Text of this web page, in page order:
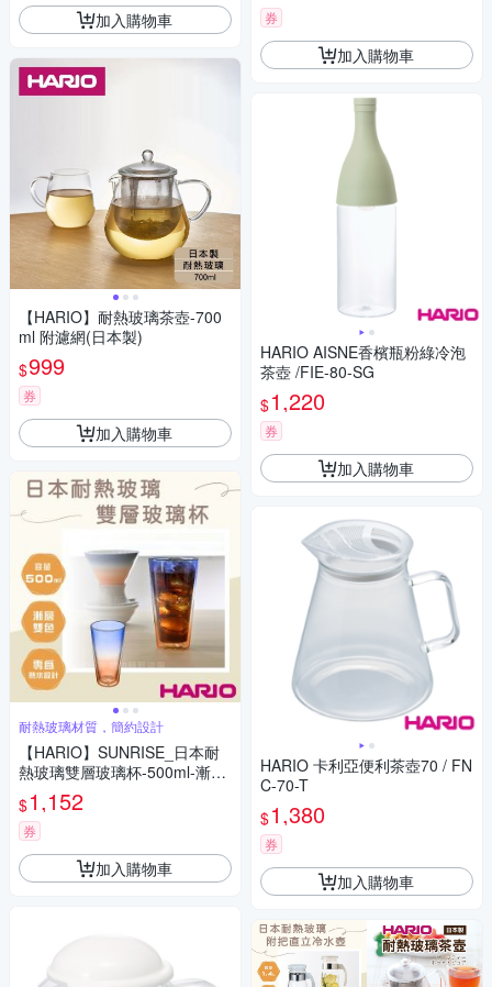
加入購物車
【HARIO】耐熱玻璃茶壺-700
ml 附濾網(日本製)
$999
券
加入購物車
耐熱玻璃材質，簡約設計
【HARIO】SUNRISE_日本耐
熱玻璃雙層玻璃杯-500ml-漸層
雙色
$1,152
券
加入購物車
券
加入購物車
HARIO AISNE香檳瓶粉綠冷泡
茶壺 /FIE-80-SG
$1,220
券
加入購物車
HARIO 卡利亞便利茶壺70 / FN
C-70-T
$1,380
券
加入購物車